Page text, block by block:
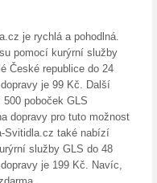
Z... (Více
Sleva